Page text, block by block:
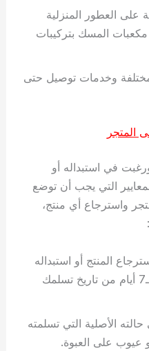
على العطور المنزلية
المسك بتركيبات
وخدمات توصيل حتى
المتجر
في استبداله أو
التي يجب أن توضع
واسترجاع أي منتج،
المنتج أو استبداله
خلال فترة لا تتعدى الـ7 أيام من تاريخ تسلمك
الأصلية التي تسلمته
عيوب على العبوة.